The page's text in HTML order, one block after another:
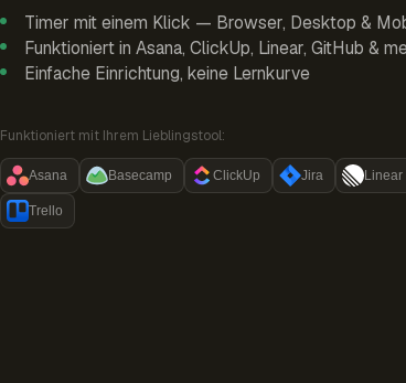
Timer mit einem Klick — Browser, Desktop &
Funktioniert in Asana, ClickUp, Linear, GitHub &
Einfache Einrichtung, keine Lernkurve
Funktioniert mit Ihrem Lieblingstool:
Asana Basecamp ClickUp Jira Linear
Trello